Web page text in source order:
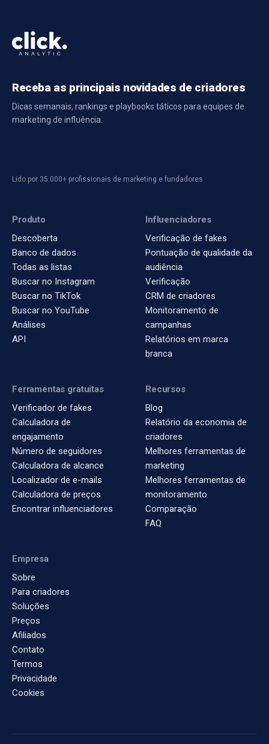
Receba as principais novidades de criadores
Dicas semanais, rankings e playbooks táticos para equipes de
marketing de influência.
Lido por 35.000+ profissionais de marketing e fundadores
Produto
Descoberta
Banco de dados
Todas as listas
Buscar no Instagram
Buscar no TikTok
Buscar no YouTube
Análises
API
Influenciadores
Verificação de fakes
Pontuação de qualidade da
audiência
Verificação
CRM de criadores
Monitoramento de
campanhas
Relatórios em marca
branca
Ferramentas gratuitas
Verificador de fakes
Calculadora de
engajamento
Número de seguidores
Calculadora de alcance
Localizador de e-mails
Calculadora de preços
Encontrar influenciadores
Recursos
Blog
Relatório da economia de
criadores
Melhores ferramentas de
marketing
Melhores ferramentas de
monitoramento
Comparação
FAQ
Empresa
Sobre
Para criadores
Soluções
Preços
Afiliados
Contato
Termos
Privacidade
Cookies